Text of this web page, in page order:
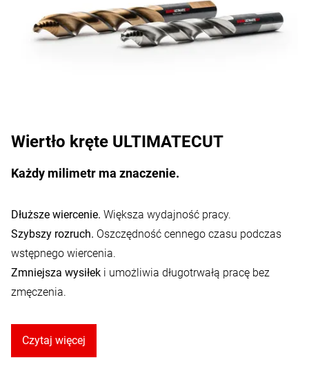
Wiertło kręte ULTIMATECUT
Każdy milimetr ma znaczenie.
Dłuższe wiercenie. Większa wydajność pracy.
Szybszy rozruch. Oszczędność cennego czasu podczas
wstępnego wiercenia.
Zmniejsza wysiłek i umożliwia długotrwałą pracę bez
zmęczenia.
Czytaj więcej